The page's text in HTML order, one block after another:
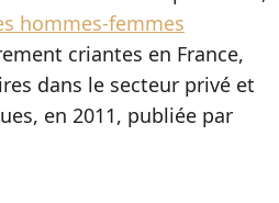
hommes-femmes
criantes en France,
dans le secteur privé et
en 2011, publiée par